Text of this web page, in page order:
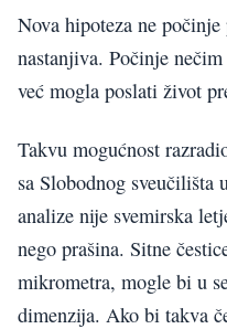
Nova hipoteza ne
nastanjiva. Počinje
već mogla poslati život
Takvu mogućnost
sa Slobodnog
analize nije svemirska
nego prašina. Sitne
mikrometra, mogle bi u
dimenzija. Ako bi takva